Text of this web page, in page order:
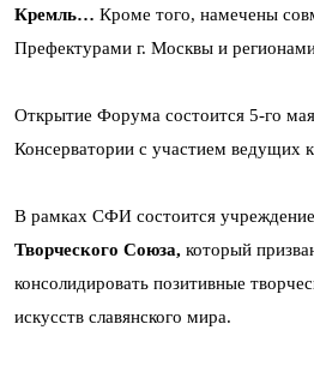
Кремль… Кроме того, намечены
Префектурами г. Москвы и
Открытие Форума состоится 5-го
Консерватории с участием ведущих
В рамках СФИ состоится учреждение
Творческого Союза, который
консолидировать позитивные
искусств славянского мира.